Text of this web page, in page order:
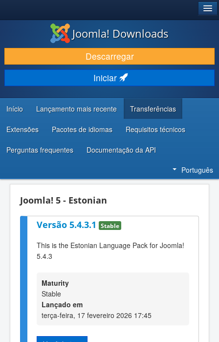
DESCARREGAR E EVOLUIR
DESCOBRIR E APRENDER
COMUNIDADE E SUPORTE
RECURSOS PARA PROGRAMADORES
Joomla! Downloads
Descarregar
Iniciar
Início Lançamento mais recente Transferências
Extensões Pacotes de idiomas Requisitos técnicos
Perguntas frequentes Documentação da API
Português
Joomla! 5 - Estonian
Versão 5.4.3.1 Stable
This is the Estonian Language Pack for Joomla!
5.4.3
Maturity
Stable
Lançado em
terça-feira, 17 fevereiro 2026 17:45